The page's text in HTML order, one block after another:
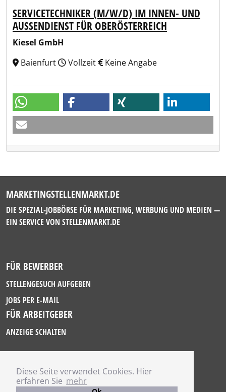
Diese Seite verwendet Cookies. Hier
erfahren Sie mehr
SERVICETECHNIKER (M/W/D) IM INNEN- UND
AUSSENDIENST FÜR OBERÖSTERREICH
Kiesel GmbH
Baienfurt
Vollzeit Keine Angabe
MARKETINGSTELLENMARKT.DE
DIE SPEZIAL-JOBBÖRSE FÜR MARKETING, WERBUNG UND MEDIEN —
EIN SERVICE VON STELLENMARKT.DE
FÜR BEWERBER
STELLENGESUCH AUFGEBEN
JOBS PER E-MAIL
FÜR ARBEITGEBER
ANZEIGE SCHALTEN
IMPRESSUM
DATENSCHUTZ